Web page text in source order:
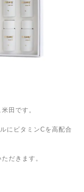
田です。
にビタミンCを高配合
だきます。